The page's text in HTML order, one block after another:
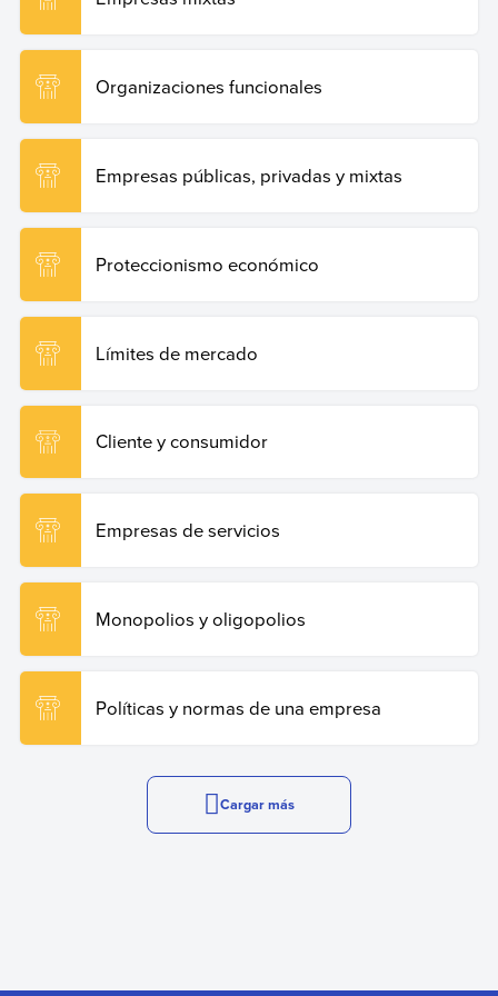
Organizaciones funcionales
Empresas públicas, privadas y mixtas
Proteccionismo económico
Límites de mercado
Cliente y consumidor
Empresas de servicios
Monopolios y oligopolios
Políticas y normas de una empresa
Cargar más